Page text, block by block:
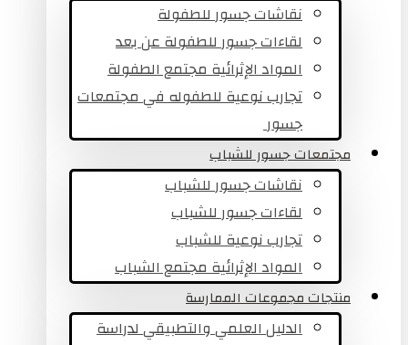
نقاشات جسور للطفولة
لقاءات جسور للطفولة عن بعد
المواد الإثرائية مجتمع الطفولة
تجارب نوعية للطفوله في مجتمعات
جسور ​
مجتمعات جسور للشباب
نقاشات جسور للشباب
لقاءات جسور للشباب
تجارب نوعية للشباب​
المواد الإثرائية مجتمع الشباب
منتجات مجموعات الممارسة
الدليل العلمي والتطبيقي لدراسة